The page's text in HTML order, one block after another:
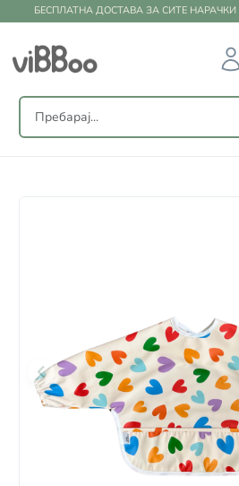
БЕСПЛАТНА ДОСТАВА ЗА СИТЕ НАРАЧКИ